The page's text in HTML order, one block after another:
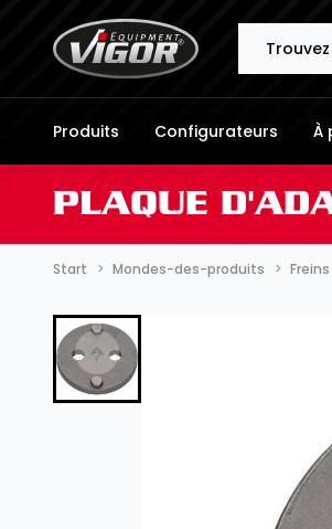
Produits Configurateurs À
PLAQUE
Start Mondes-des-produits Freins